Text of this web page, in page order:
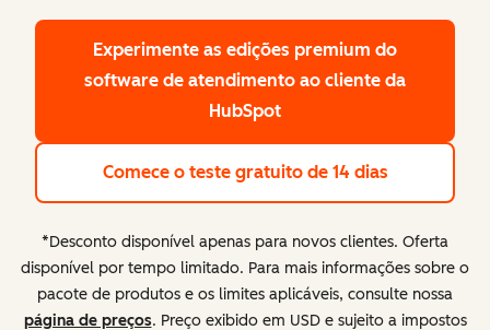
Experimente as edições premium do
software de atendimento ao cliente da
HubSpot
Comece o teste gratuito de 14 dias
*Desconto disponível apenas para novos clientes. Oferta
disponível por tempo limitado. Para mais informações sobre o
pacote de produtos e os limites aplicáveis, consulte nossa
página de preços. Preço exibido em USD e sujeito a impostos